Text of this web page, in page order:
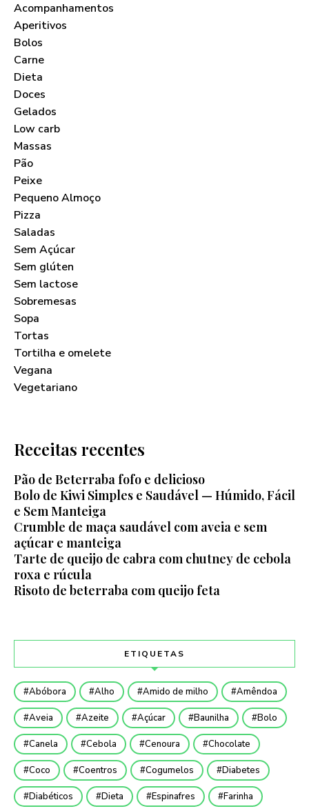
Acompanhamentos
Aperitivos
Bolos
Carne
Dieta
Doces
Gelados
Low carb
Massas
Pão
Peixe
Pequeno Almoço
Pizza
Saladas
Sem Açúcar
Sem glúten
Sem lactose
Sobremesas
Sopa
Tortas
Tortilha e omelete
Vegana
Vegetariano
Receitas recentes
Pão de Beterraba fofo e delicioso
Bolo de Kiwi Simples e Saudável — Húmido, Fácil
e Sem Manteiga
Crumble de maça saudável com aveia e sem
açúcar e manteiga
Tarte de queijo de cabra com chutney de cebola
roxa e rúcula
Risoto de beterraba com queijo feta
ETIQUETAS
Abóbora Alho Amido de milho Amêndoa
Aveia Azeite Açúcar Baunilha Bolo
Canela Cebola Cenoura Chocolate
Coco Coentros Cogumelos Diabetes
Diabéticos Dieta Espinafres Farinha